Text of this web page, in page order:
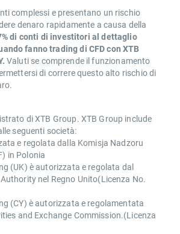
complessi e presentano un rischio
denaro rapidamente a causa della
di conti di investitori al dettaglio
fanno trading di CFD con XTB
Valuti se comprende il funzionamento
di correre questo alto rischio di
di XTB Group. XTB Group include
seguenti società:
e regolata dalla Komisja Nadzoru
in Polonia
(UK) è autorizzata e regolata dal
nel Regno Unito(Licenza No.
(CY) è autorizzata e regolamentata
and Exchange Commission.(Licenza